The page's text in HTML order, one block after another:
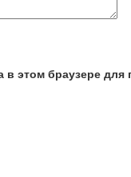
в этом браузере